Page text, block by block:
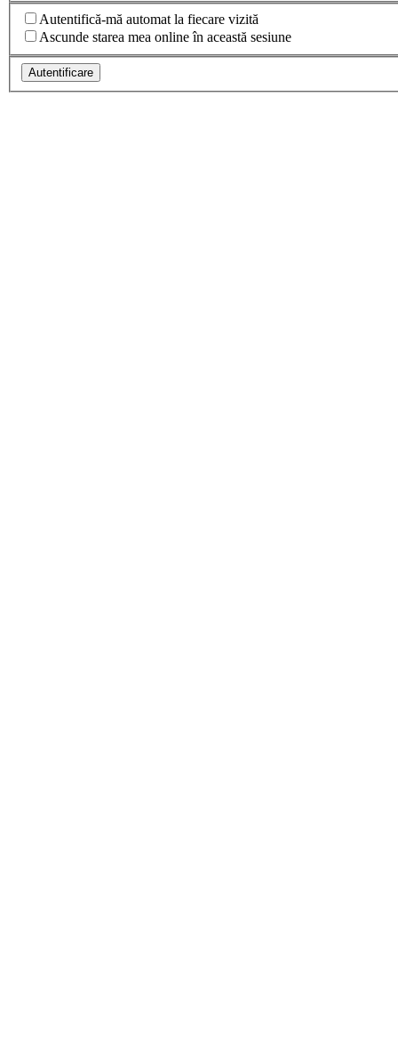
Autentifică-mă automat la fiecare vizită
Ascunde starea mea online în această sesiune